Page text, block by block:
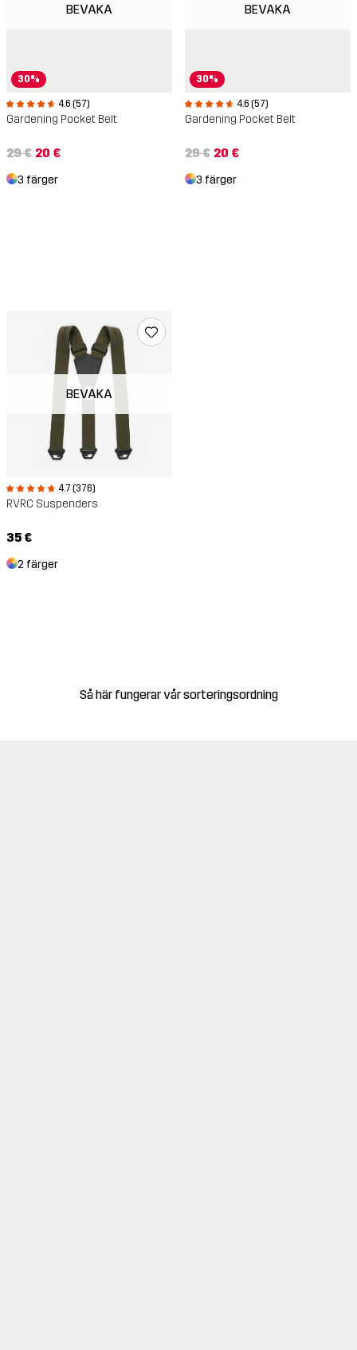
30%
BEVAKA
4.6 (57)
Gardening Pocket Belt
29 € 20 €
3 färger
30%
BEVAKA
4.6 (57)
Gardening Pocket Belt
29 € 20 €
3 färger
BEVAKA
4.7 (376)
RVRC Suspenders
35 €
2 färger
Så här fungerar vår sorteringsordning